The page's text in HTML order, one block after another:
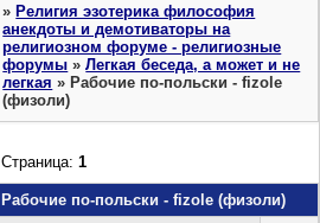
»Религия эзотерика философия
анекдоты и демотиваторы на
религиозном форуме - религиозные
форумы »Легкая беседа, а может и не
легкая »Рабочие по-польски - fizole
(физоли)
Рабочие по-польски - fizole (физоли)
Страница:1